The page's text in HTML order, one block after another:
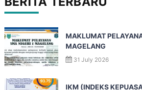
MAKLUMAT
MAGELANG
31 July 2026
IKM (INDEKS